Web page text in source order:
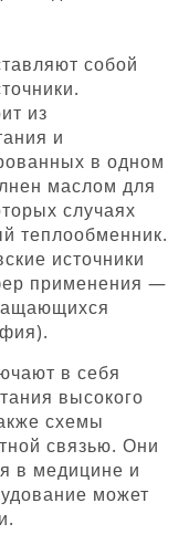
собой
из
и
в одном
маслом для
случаях
теплообменник.
источники
применения —
в себя
высокого
схемы
связью. Они
в медицине и
может